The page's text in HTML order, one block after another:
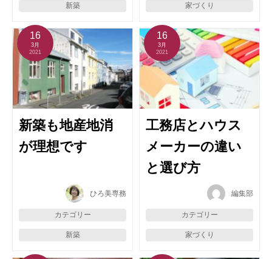
新築 家づくり
16
3月
2021
新築も地産地消
が理想です
ひろ美専務
カテゴリー
新築
16
3月
2021
工務店とハウス
メーカーの違い
と選び方
編集部
カテゴリー
家づくり